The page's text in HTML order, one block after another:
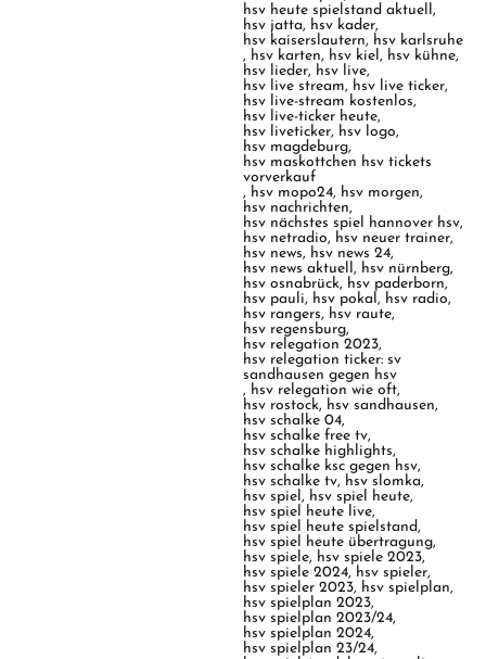
hsv heute spielstand aktuell,
hsv jatta, hsv kader,
hsv kaiserslautern, hsv karlsruhe
, hsv karten, hsv kiel, hsv kühne,
hsv lieder, hsv live,
hsv live stream, hsv live ticker,
hsv live-stream kostenlos,
hsv live-ticker heute,
hsv liveticker, hsv logo,
hsv magdeburg,
hsv maskottchen hsv tickets
vorverkauf
, hsv mopo24, hsv morgen,
hsv nachrichten,
hsv nächstes spiel hannover hsv,
hsv netradio, hsv neuer trainer,
hsv news, hsv news 24,
hsv news aktuell, hsv nürnberg,
hsv osnabrück, hsv paderborn,
hsv pauli, hsv pokal, hsv radio,
hsv rangers, hsv raute,
hsv regensburg,
hsv relegation 2023,
hsv relegation ticker: sv
sandhausen gegen hsv
, hsv relegation wie oft,
hsv rostock, hsv sandhausen,
hsv schalke 04,
hsv schalke free tv,
hsv schalke highlights,
hsv schalke ksc gegen hsv,
hsv schalke tv, hsv slomka,
hsv spiel, hsv spiel heute,
hsv spiel heute live,
hsv spiel heute spielstand,
hsv spiel heute übertragung,
hsv spiele, hsv spiele 2023,
hsv spiele 2024, hsv spieler,
hsv spieler 2023, hsv spielplan,
hsv spielplan 2023,
hsv spielplan 2023/24,
hsv spielplan 2024,
hsv spielplan 23/24,